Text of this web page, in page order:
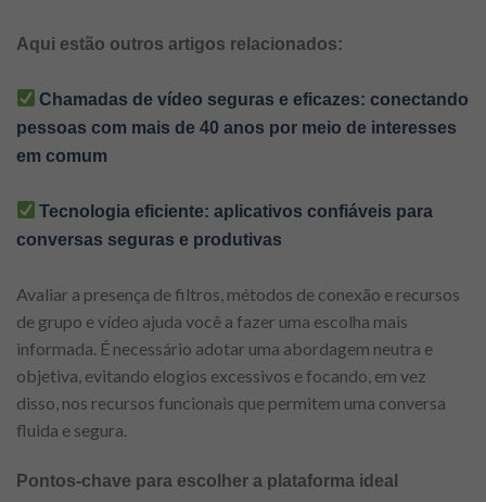
Aqui estão outros artigos relacionados:
Chamadas de vídeo seguras e eficazes: conectando
pessoas com mais de 40 anos por meio de interesses
em comum
Tecnologia eficiente: aplicativos confiáveis ​​para
conversas seguras e produtivas
Avaliar a presença de filtros, métodos de conexão e recursos
de grupo e vídeo ajuda você a fazer uma escolha mais
informada. É necessário adotar uma abordagem neutra e
objetiva, evitando elogios excessivos e focando, em vez
disso, nos recursos funcionais que permitem uma conversa
fluida e segura.
Pontos-chave para escolher a plataforma ideal